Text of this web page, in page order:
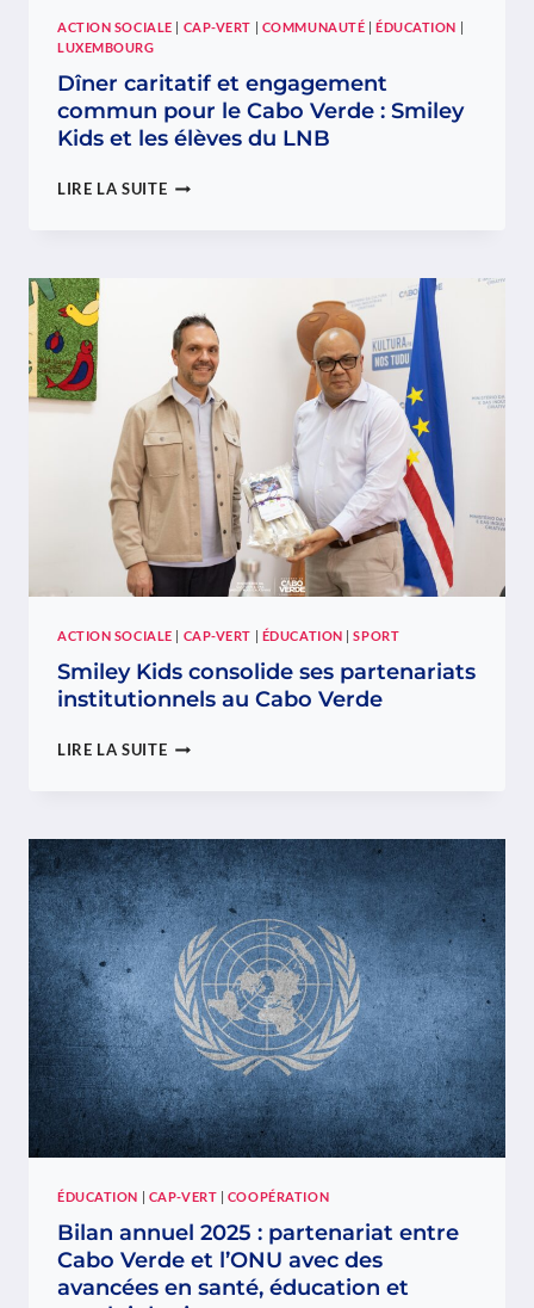
ACTION SOCIALE CAP-VERT COMMUNAUTÉ ÉDUCATION
LUXEMBOURG
Dîner caritatif et engagement
commun pour le Cabo Verde : Smiley
Kids et les élèves du LNB
LIRE LA SUITEDÎNER
LE
CABO
VERDE
:
SMILEY
KIDS
ET
ÉLÈVES
DU
LNB
ACTION SOCIALE | CAP-VERT | ÉDUCATION |SPORT
Smiley Kids consolide ses partenariats
institutionnels au Cabo Verde
LIRE LA SUITESMILEY
PARTENARIATS
INSTITUTIONNELS
AU
CABO
VERDE
ÉDUCATION | CAP-VERT | COOPÉRATION
Bilan annuel 2025 : partenariat entre
Cabo Verde et l’ONU avec des
avancées en santé, éducation et